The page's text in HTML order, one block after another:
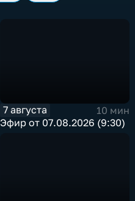
7 августа
10 мин
Эфир от 07.08.2026 (9:30)